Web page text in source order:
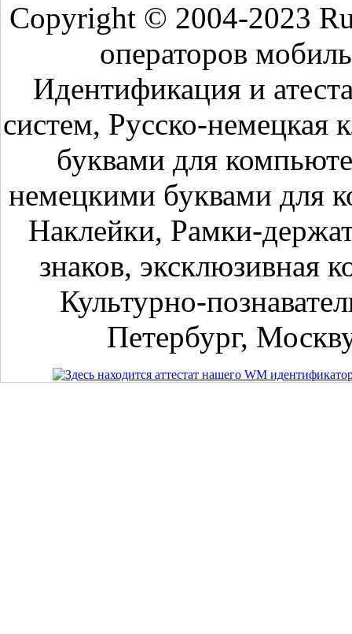
Copyright © 2004-2023
операторов
Идентификация и
систем, Русско-немецкая
буквами для
немецкими буквами для
Наклейки, Рамки-
знаков, эксклюзивная
Культурно-
Петербург,